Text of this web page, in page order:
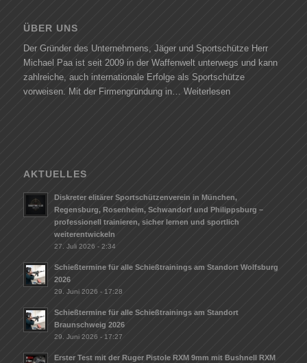
ÜBER UNS
Der Gründer des Unternehmens, Jäger und Sportschütze Herr
Michael Paa ist seit 2009 in der Waffenwelt unterwegs und kann
zahlreiche, auch internationale Erfolge als Sportschütze
vorweisen. Mit der Firmengründung in… Weiterlesen
AKTUELLES
Diskreter elitärer Sportschützenverein in München,
Regensburg, Rosenheim, Schwandorf und Philippsburg –
professionell trainieren, sicher lernen und sportlich
weiterentwickeln
27. Juli 2026 - 2:34
Schießtermine für alle Schießtrainings am Standort Wolfsburg
2026
29. Juni 2026 - 17:28
Schießtermine für alle Schießtrainings am Standort
Braunschweig 2026
29. Juni 2026 - 17:27
Erster Test mit der Ruger Pistole RXM 9mm mit Bushnell RXM